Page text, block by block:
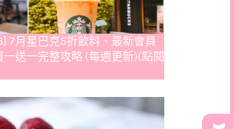
7月星巴克5折飲料、最新會員
送一完整攻略 (每週更新)(點閱